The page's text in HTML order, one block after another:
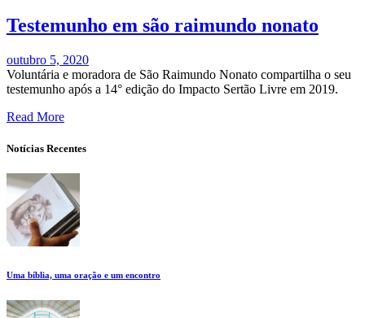
Testemunho em são raimundo nonato
outubro 5, 2020
Voluntária e moradora de São Raimundo Nonato compartilha o seu
testemunho após a 14° edição do Impacto Sertão Livre em 2019.
Read More
Notícias Recentes
Uma bíblia, uma oração e um encontro